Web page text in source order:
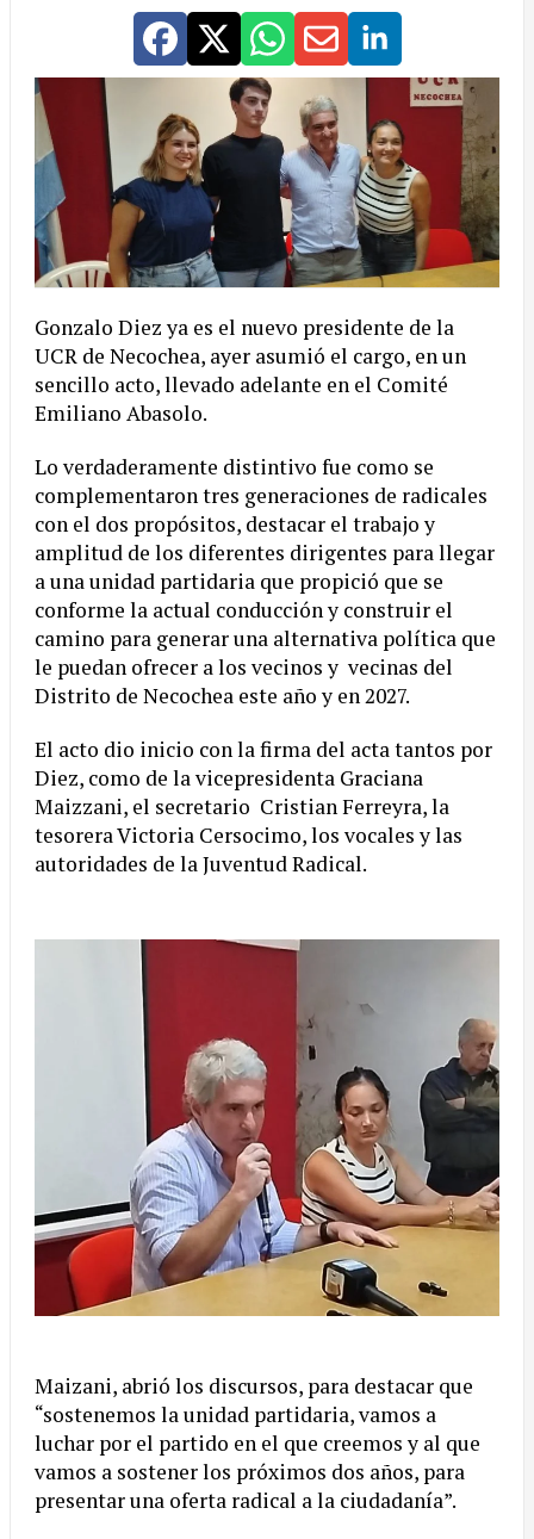
Gonzalo Diez ya es el nuevo presidente de la
UCR de Necochea, ayer asumió el cargo, en un
sencillo acto, llevado adelante en el Comité
Emiliano Abasolo.
Lo verdaderamente distintivo fue como se
complementaron tres generaciones de radicales
con el dos propósitos, destacar el trabajo y
amplitud de los diferentes dirigentes para llegar
a una unidad partidaria que propició que se
conforme la actual conducción y construir el
camino para generar una alternativa política que
le puedan ofrecer a los vecinos y vecinas del
Distrito de Necochea este año y en 2027.
El acto dio inicio con la firma del acta tantos por
Diez, como de la vicepresidenta Graciana
Maizzani, el secretario Cristian Ferreyra, la
tesorera Victoria Cersocimo, los vocales y las
autoridades de la Juventud Radical.
Maizani, abrió los discursos, para destacar que
“sostenemos la unidad partidaria, vamos a
luchar por el partido en el que creemos y al que
vamos a sostener los próximos dos años, para
presentar una oferta radical a la ciudadanía”.